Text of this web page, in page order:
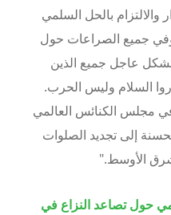
بالحل السلمي
جميع الصراعات حول
بشكل عاجل جميع الذين
السلام وليس الحرب.
مجلس الكنائس العالمي
إلى تجديد الصلوات
الأوسط."
حول تصاعد النزاع في